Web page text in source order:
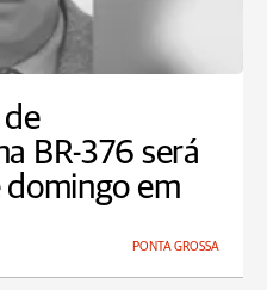
BR-376 será
em
PONTA GROSSA